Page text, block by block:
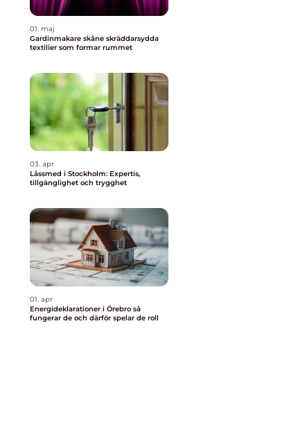
01. maj
Gardinmakare skåne skräddarsydda
textilier som formar rummet
03. apr
Låssmed i Stockholm: Expertis,
tillgänglighet och trygghet
01. apr
Energideklarationer i Örebro så
fungerar de och därför spelar de roll